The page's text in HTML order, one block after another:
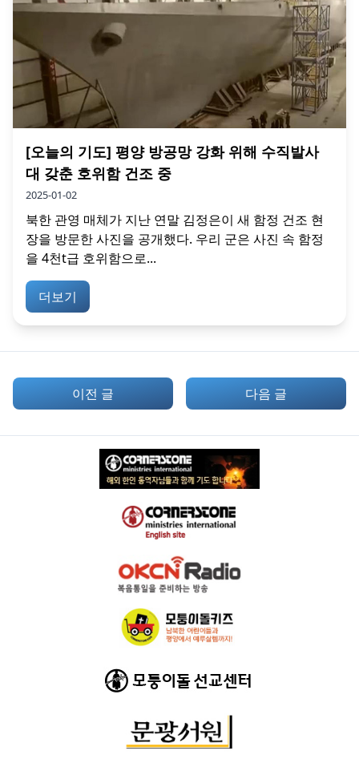
[오늘의 기도] 평양 방공망 강화 위해 수직발사
대 갖춘 호위함 건조 중
2025-01-02
북한 관영 매체가 지난 연말 김정은이 새 함정 건조 현
장을 방문한 사진을 공개했다. 우리 군은 사진 속 함정
을 4천t급 호위함으로...
더보기
이전 글 다음 글